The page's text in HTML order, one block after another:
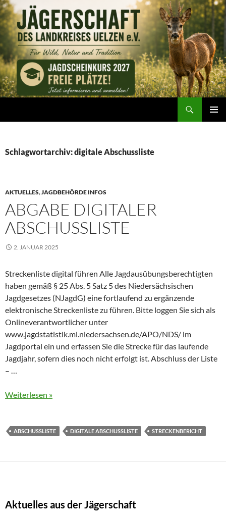
Zum
Inhalt
springen
Schlagwortarchiv: digitale Abschussliste
AKTUELLES,JAGDBEHÖRDE INFOS
ABGABE DIGITALER
ABSCHUSSLISTE
2. JANUAR 2025
Streckenliste digital führen Alle Jagdausübungsberechtigten
haben gemäß § 25 Abs. 5 Satz 5 des Niedersächsischen
Jagdgesetzes (NJagdG) eine fortlaufend zu ergänzende
elektronische Streckenliste zu führen. Bitte loggen Sie sich als
Onlineverantwortlicher unter
www.jagdstatistik.ml.niedersachsen.de/APO/NDS/ im
Jagdportal ein und erfassen Sie die Strecke für das laufende
Jagdjahr, sofern dies noch nicht erfolgt ist. Abschluss der Liste
– …
Weiterlesen »
ABSCHUSSLISTE DIGITALE ABSCHUSSLISTE STRECKENBERICHT
Aktuelles aus der Jägerschaft